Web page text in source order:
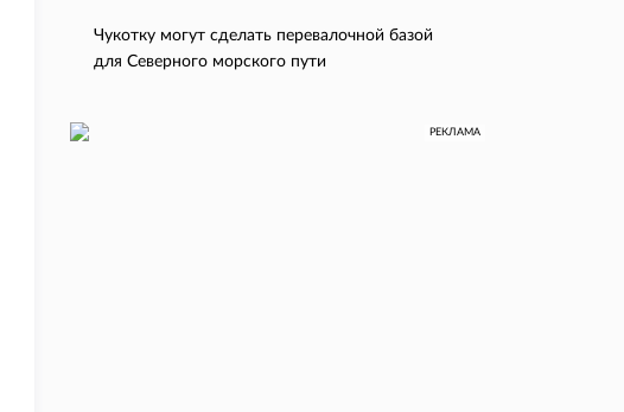
Чукотку могут сделать перевалочной базой
для Северного морского пути
РЕКЛАМА